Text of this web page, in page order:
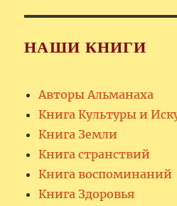
НАШИ КНИГИ
Авторы Альманаха
Книга Культуры и
Книга Земли
Книга странствий
Книга воспоминаний
Книга Здоровья